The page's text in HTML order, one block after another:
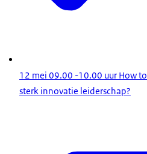
12 mei 09.00 -10.00 uur How
sterk innovatie leiderschap?